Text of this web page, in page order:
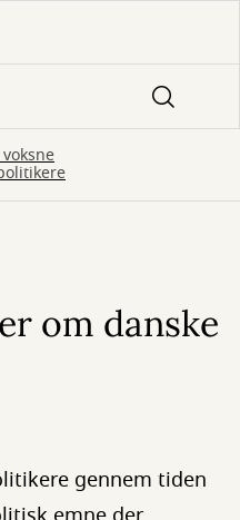
voksne
om danske
gennem tiden